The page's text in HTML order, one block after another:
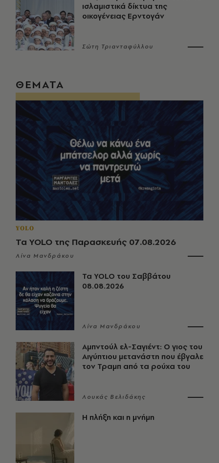
ισλαμιστικά δίκτυα της
οικογένειας Ερντογάν
Σώτη Τριανταφύλλου
ΘΕΜΑΤΑ
YOLO
Τα YOLO της Παρασκευής 07.08.2026
Λίνα Μανδράκου
Τα YOLO του Σαββάτου
08.08.2026
Λίνα Μανδράκου
Αμπντούλ ελ-Σαγιέντ: Ο γιος του
Αιγύπτιου μετανάστη που έβγαλε
τον Τραμπ από τα ρούχα του
Λουκάς Βελιδάκης
Η πλήξη και η μνήμη